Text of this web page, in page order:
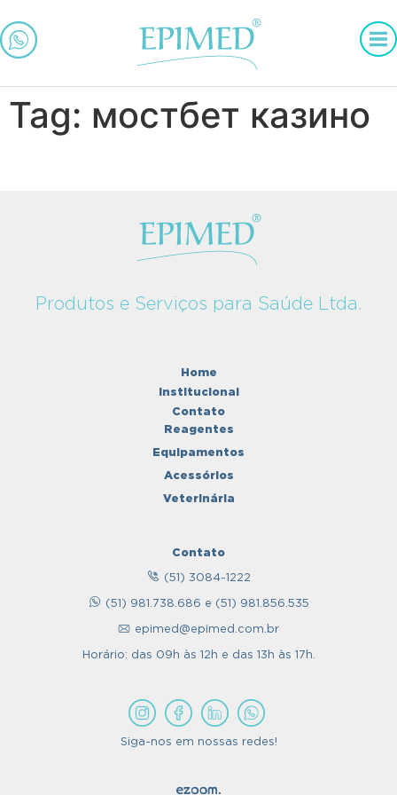
Tag: мостбет казино
Produtos e Serviços para Saúde Ltda.
Home
Institucional
Contato
Reagentes
Equipamentos
Acessórios
Veterinária
Contato
(51) 3084-1222
(51) 981.738.686 e (51) 981.856.535
epimed@epimed.com.br
Horário: das 09h às 12h e das 13h às 17h.
Siga-nos em nossas redes!